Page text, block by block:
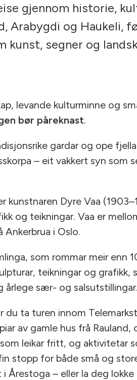
gjennom historie,
Arabygdi og Haukeli,
kunst, segner og
levande kulturminne og
bør påreknast.
gardar og ope
– eit vakkert syn som
kunstnaren Dyre Vaa
og teikningar. Vaa er
Ankerbrua i Oslo.
som rommar meir enn
teikningar og grafikk,
årlege sær- og salsutstillingar.
du ta turen innom
av gamle hus frå Rauland,
leikar fritt, og aktivitetar
stopp for både små og
Årestoga – eller la deg